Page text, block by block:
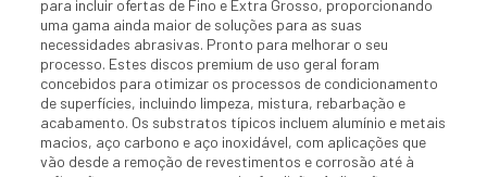
para incluir ofertas de Fino e Extra Grosso, proporcionando
uma gama ainda maior de soluções para as suas
necessidades abrasivas. Pronto para melhorar o seu
processo. Estes discos premium de uso geral foram
concebidos para otimizar os processos de condicionamento
de superfícies, incluindo limpeza, mistura, rebarbação e
acabamento. Os substratos típicos incluem alumínio e metais
macios, aço carbono e aço inoxidável, com aplicações que
vão desde a remoção de revestimentos e corrosão até à